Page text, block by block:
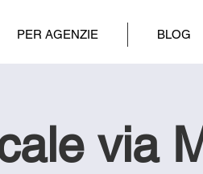
PER AGENZIE BLOG
via